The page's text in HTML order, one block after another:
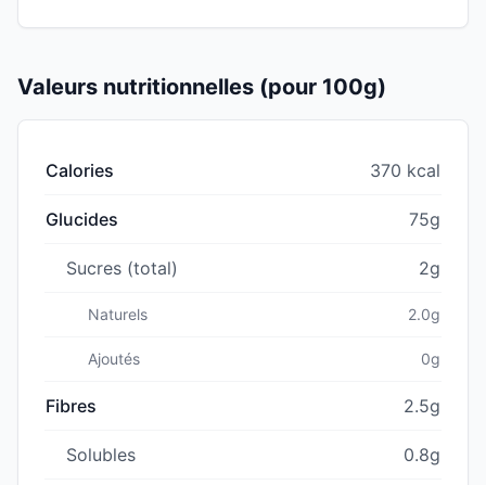
Valeurs nutritionnelles (pour 100g)
Calories 370 kcal
Glucides 75g
Sucres (total) 2g
Naturels 2.0g
Ajoutés 0g
Fibres 2.5g
Solubles 0.8g